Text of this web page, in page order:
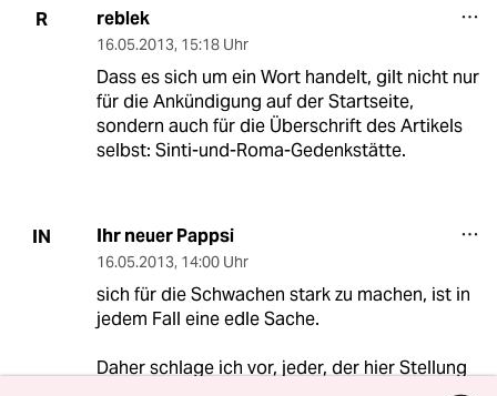
R reblek
16.05.2013, 15:18 Uhr
Dass es sich um ein Wort handelt, gilt nicht nur
für die Ankündigung auf der Startseite,
sondern auch für die Überschrift des Artikels
selbst: Sinti-und-Roma-Gedenkstätte.
IN Ihr neuer Pappsi
16.05.2013, 14:00 Uhr
sich für die Schwachen stark zu machen, ist in
jedem Fall eine edle Sache.
Daher schlage ich vor, jeder, der hier Stellung